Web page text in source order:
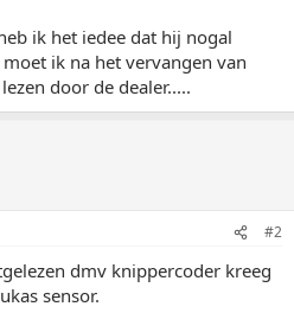
ik het iedee dat hij nogal
ik na het vervangen van
door de dealer.....
#2
dmv knippercoder kreeg
sensor.